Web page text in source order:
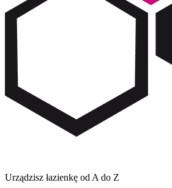
Urządzisz łazienkę od A do Z